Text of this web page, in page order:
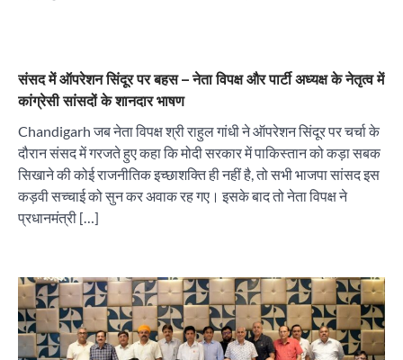
संसद में ऑपरेशन सिंदूर पर बहस – नेता विपक्ष और पार्टी अध्यक्ष के नेतृत्व में
कांग्रेसी सांसदों के शानदार भाषण
Chandigarh जब नेता विपक्ष श्री राहुल गांधी ने ऑपरेशन सिंदूर पर चर्चा के
दौरान संसद में गरजते हुए कहा कि मोदी सरकार में पाकिस्तान को कड़ा सबक
सिखाने की कोई राजनीतिक इच्छाशक्ति ही नहीं है, तो सभी भाजपा सांसद इस
कड़वी सच्चाई को सुन कर अवाक रह गए। इसके बाद तो नेता विपक्ष ने
प्रधानमंत्री […]
“वोकल फॉर लोकल” से “लोकल टू ग्लोबल” की ओर भारत
का बढ़ता कदम, 12 से 15 अगस्त तक भारत मंडपम में होगा
भव्य भारत व्यापार महोत्सव : हरीश गर्ग